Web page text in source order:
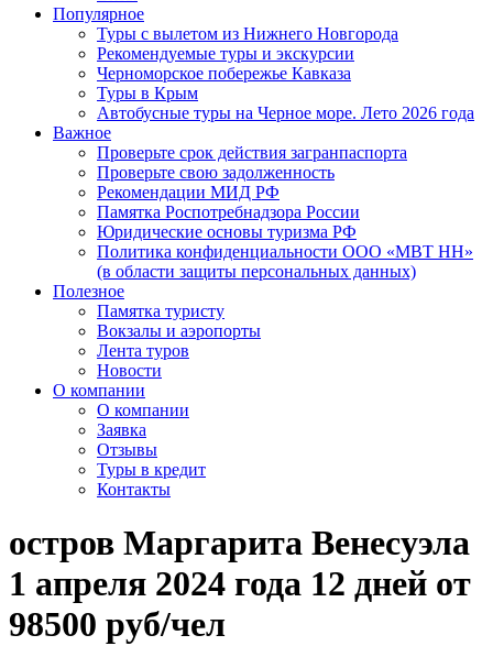
Популярное
Туры с вылетом из Нижнего Новгорода
Рекомендуемые туры и экскурсии
Черноморское побережье Кавказа
Туры в Крым
Автобусные туры на Черное море. Лето 2026 года
Важное
Проверьте срок действия загранпаспорта
Проверьте свою задолженность
Рекомендации МИД РФ
Памятка Роспотребнадзора России
Юридические основы туризма РФ
Политика конфиденциальности ООО «МВТ НН»
(в области защиты персональных данных)
Полезное
Памятка туристу
Вокзалы и аэропорты
Лента туров
Новости
О компании
О компании
Заявка
Отзывы
Туры в кредит
Контакты
остров Маргарита Венесуэла
1 апреля 2024 года 12 дней от
98500 руб/чел